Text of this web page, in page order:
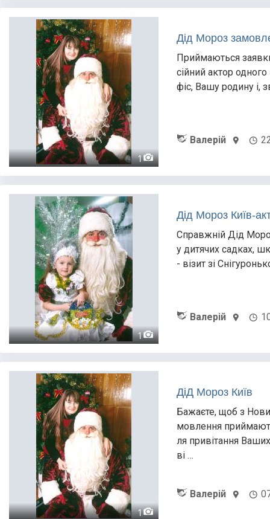
1
Дід Мороз
Приймаються
сійний актор
фіс, Вашу родину і,
Валерій
1
Дід Мороз Київ-
Справжній Дід
у дитячих садках,
- візит зі
Валерій
1
ДіД Мороз Київ
Бажаєте, щоб з
мовлення
ля привітання
ві …
Валерій